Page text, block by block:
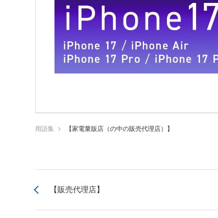
用語集 【家電量販店（の中の販売代理店）】
【販売代理店】